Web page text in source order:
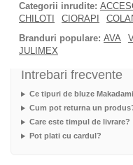
Categorii inrudite:
CHILOTI
CIORAPI
Branduri populare: AVA
JULIMEX
Intrebari frecvente
Ce tipuri de bluze
Cum pot returna un
Care este timpul de livrare?
Pot plati cu cardul?